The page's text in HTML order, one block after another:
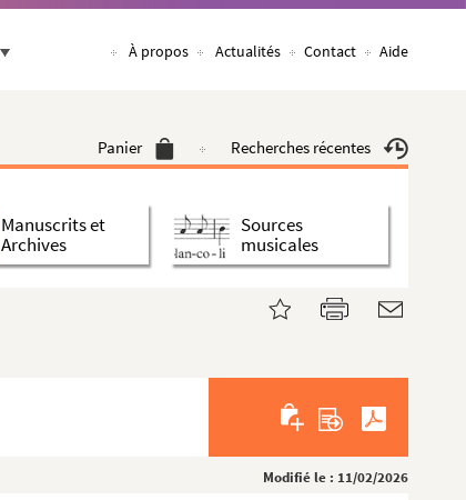
À propos Actualités Contact Aide
Panier Recherches récentes
Manuscrits et
Archives
Sources
musicales
Modifié le : 11/02/2026